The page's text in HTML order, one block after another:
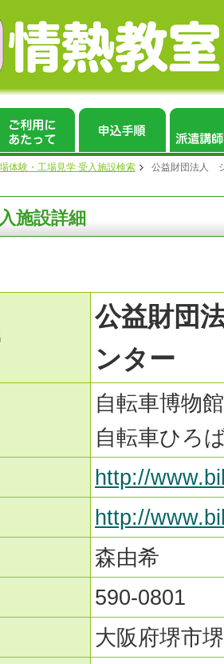
体験・工場見学 受入施設検索 公益財団法人
施設詳細
公益財団
ンター
自転車博物
自転車ひろ
http://
http://
森由希
590-0801
大阪府堺市